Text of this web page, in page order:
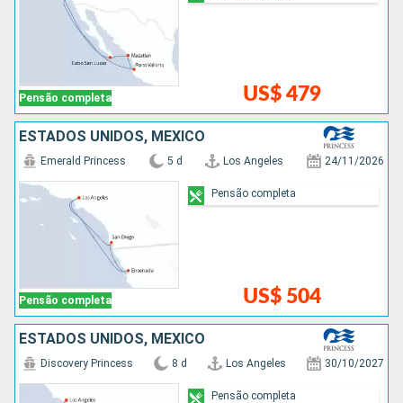
Pensão completa US$ 479
ESTADOS UNIDOS, MÉXICO
Pensão completa
Emerald Princess 5 d Los Angeles 24/11/2026
US$ 504
Pensão completa
ESTADOS UNIDOS, MÉXICO
Discovery Princess 8 d Los Angeles 30/10/2027
Pensão completa